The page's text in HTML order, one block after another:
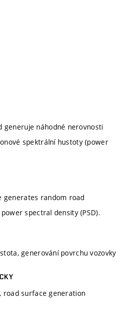
generuje náhodné nerovnosti
spektrální hustoty (power
generates random road
spectral density (PSD).
generování povrchu vozovky
road surface generation